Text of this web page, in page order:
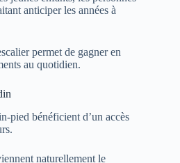
anticiper les années à
permet de gagner en
au quotidien.
pied bénéficient d’un accès
naturellement le